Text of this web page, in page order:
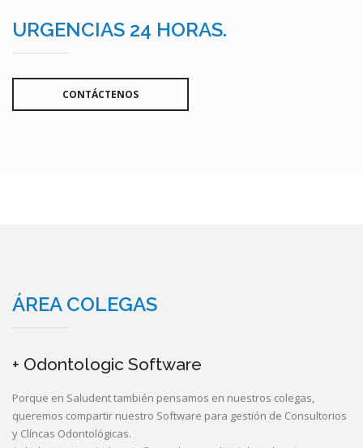
URGENCIAS 24 HORAS.
CONTÁCTENOS
ÁREA COLEGAS
+ Odontologic Software
Porque en Saludent también pensamos en nuestros colegas,
queremos compartir nuestro Software para gestión de Consultorios
y Clíncas Odontológicas.